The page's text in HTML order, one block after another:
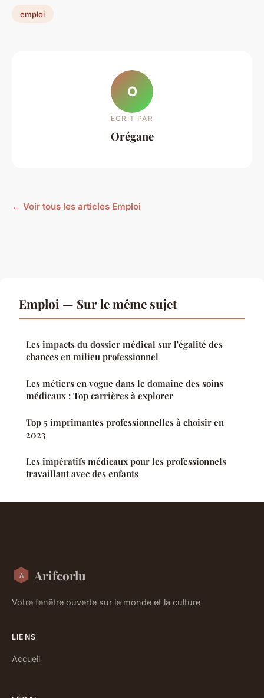
emploi
O
ECRIT PAR
Orégane
← Voir tous les articles Emploi
Emploi — Sur le même sujet
Les impacts du dossier médical sur l'égalité des
chances en milieu professionnel
Les métiers en vogue dans le domaine des soins
médicaux : Top carrières à explorer
Top 5 imprimantes professionnelles à choisir en
2023
Les impératifs médicaux pour les professionnels
travaillant avec des enfants
Arifcorlu
Votre fenêtre ouverte sur le monde et la culture
LIENS
Accueil